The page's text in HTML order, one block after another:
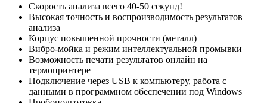
Скорость анализа всего 40-50 секунд!
Высокая точность и воспроизводимость результатов
анализа
Корпус повышенной прочности (металл)
Вибро-мойка и режим интеллектуальной промывки
Возможность печати результатов онлайн на
термопринтере
Подключение через USB к компьютеру, работа с
данными в программном обеспечении под Windows